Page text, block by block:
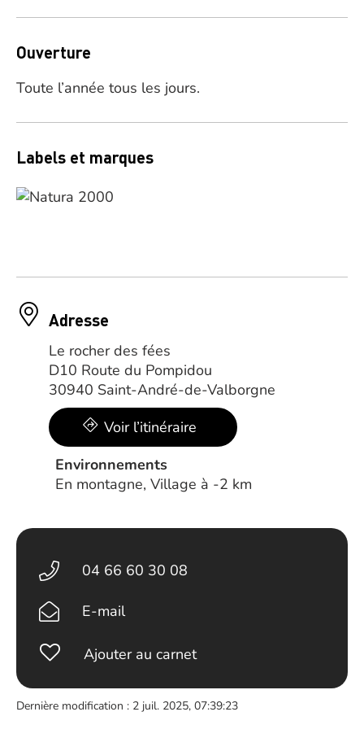
Ouverture
Toute l’année tous les jours.
Labels et marques
Adresse
Le rocher des fées
D10 Route du Pompidou
30940 Saint-André-de-Valborgne
Voir l’itinéraire
Environnements
En montagne, Village à -2 km
04 66 60 30 08
E-mail
Ajouter au carnet
Dernière modification : 2 juil. 2025, 07:39:23